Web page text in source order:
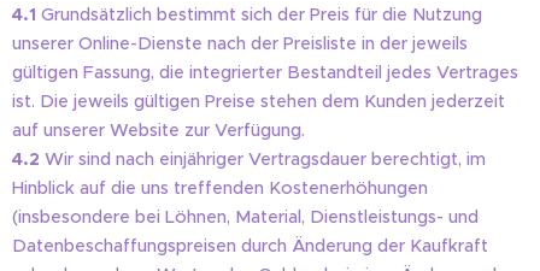
4.1 Grundsätzlich bestimmt sich der Preis für die Nutzung
unserer Online-Dienste nach der Preisliste in der jeweils
gültigen Fassung, die integrierter Bestandteil jedes Vertrages
ist. Die jeweils gültigen Preise stehen dem Kunden jederzeit
auf unserer Website zur Verfügung.
4.2 Wir sind nach einjähriger Vertragsdauer berechtigt, im
Hinblick auf die uns treffenden Kostenerhöhungen
(insbesondere bei Löhnen, Material, Dienstleistungs- und
Datenbeschaffungspreisen durch Änderung der Kaufkraft